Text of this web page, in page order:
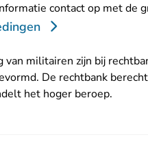
contact op met de
van militairen zijn bij
De rechtbank
het hoger beroep.